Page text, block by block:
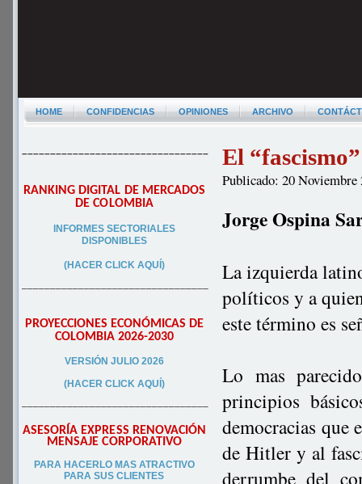
HOME CONFIDENCIAS OPINIONES ARCHIVO
–––––––––––––––––––––––––––––––––
RANKING DIGITAL DE MERCADOS
DE COLOMBIA
INFORMES SECTORIALES
DISPONIBLES
(HACER CLICK AQUÍ)
–––––––––––––––––––––––––––––––––
PROYECCIONES ECONÓMICAS DE
COLOMBIA 2026-2030
VERSIÓN JULIO 2026
(HACER CLICK AQUÍ)
–––––––––––––––––––––––––––––––––
ASESORÍA EXPRESS RENOVACIÓN
MENSAJE CORPORATIVO
PARA HACERLO MAS ATRACTIVO
PARA SUS CLIENTES
El
Publicado: 20 Noviembre
Jorge Ospina
La izquierda
políticos y a
este término es
Lo mas
principios
democracias que
de Hitler y al
derrumbe del